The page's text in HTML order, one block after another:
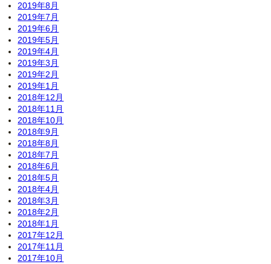
2019年8月
2019年7月
2019年6月
2019年5月
2019年4月
2019年3月
2019年2月
2019年1月
2018年12月
2018年11月
2018年10月
2018年9月
2018年8月
2018年7月
2018年6月
2018年5月
2018年4月
2018年3月
2018年2月
2018年1月
2017年12月
2017年11月
2017年10月